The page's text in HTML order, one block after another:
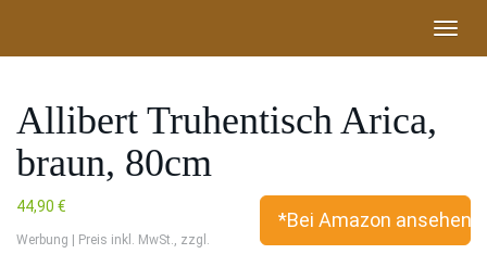
main
Allibert Truhentisch Arica,
braun, 80cm
44,90 €
Werbung | Preis inkl. MwSt., zzgl.
*Bei Amazon ansehen!*